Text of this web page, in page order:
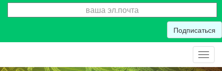
Подписаться